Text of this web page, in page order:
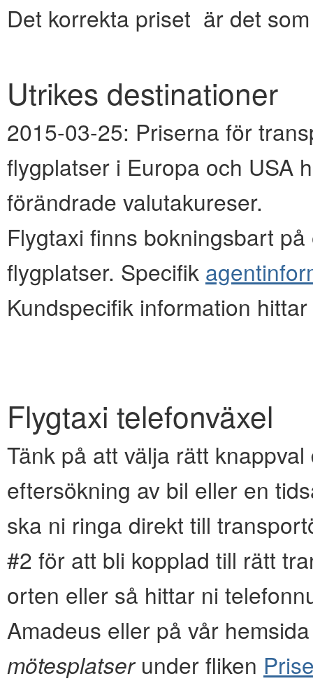
Det korrekta priset är det
Utrikes destinationer
2015-03-25: Priserna för
flygplatser i Europa och USA
förändrade valutakureser.
Flygtaxi finns bokningsbart
flygplatser. Specifik
Kundspecifik information
Flygtaxi telefonväxel
Tänk på att välja rätt
eftersökning av bil eller en
ska ni ringa direkt till
#2 för att bli kopplad till rätt
orten eller så hittar ni
Amadeus eller på vår
mötesplatserunder fliken